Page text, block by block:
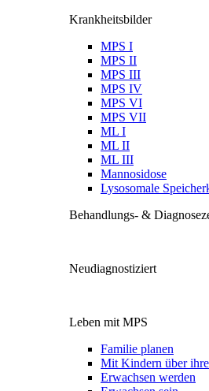
Krankheitsbilder
MPS I
MPS II
MPS III
MPS IV
MPS VI
MPS VII
ML I
ML II
ML III
Mannosidose
Lysosomale
Behandlungs- &
Neudiagnostiziert
Leben mit MPS
Familie planen
Mit Kindern über
Erwachsen werden